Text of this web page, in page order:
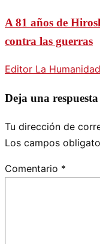
A 81 años de
contra las guerras
Editor La Humanidad
Deja una respuesta
Tu dirección de
Los campos
Comentario *